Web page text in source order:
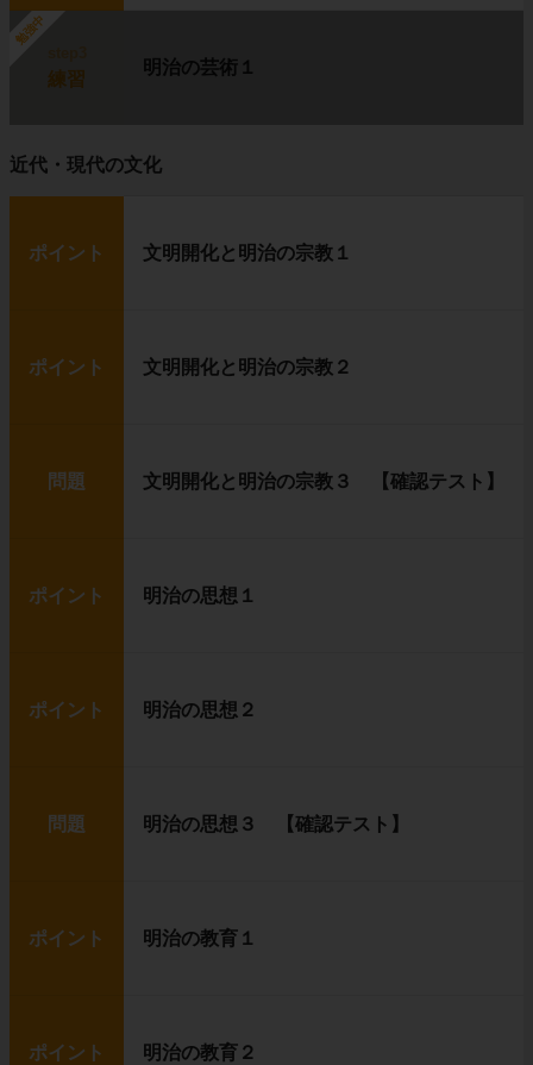
勉強中
練習
明治の芸術１
近代・現代の文化
ポイント 文明開化と明治の宗教１
ポイント 文明開化と明治の宗教２
問題 文明開化と明治の宗教３ 【確認テスト】
ポイント 明治の思想１
ポイント 明治の思想２
問題 明治の思想３ 【確認テスト】
ポイント 明治の教育１
ポイント 明治の教育２